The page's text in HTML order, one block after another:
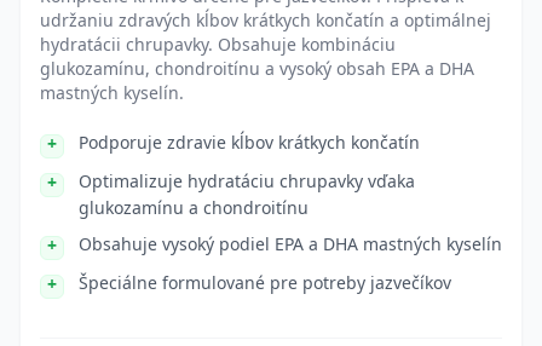
udržaniu zdravých kĺbov krátkych končatín a optimálnej
hydratácii chrupavky. Obsahuje kombináciu
glukozamínu, chondroitínu a vysoký obsah EPA a DHA
mastných kyselín.
Podporuje zdravie kĺbov krátkych končatín
Optimalizuje hydratáciu chrupavky vďaka
glukozamínu a chondroitínu
Obsahuje vysoký podiel EPA a DHA mastných kyselín
Špeciálne formulované pre potreby jazvečíkov